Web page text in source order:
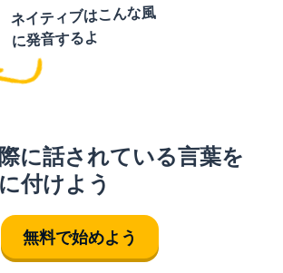
ネイティブはこんな風
に発音するよ
に話されている言葉を
付けよう
無料で始めよう